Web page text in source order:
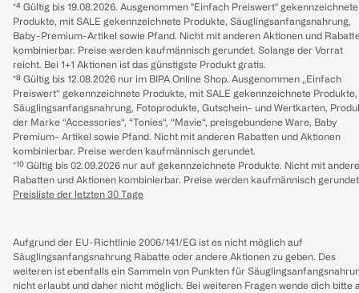
*⁴ Gültig bis 19.08.2026. Ausgenommen "Einfach Preiswert" gekennzeichnete
Produkte, mit SALE gekennzeichnete Produkte, Säuglingsanfangsnahrung,
Baby-Premium-Artikel sowie Pfand. Nicht mit anderen Aktionen und
kombinierbar. Preise werden kaufmännisch gerundet. Solange der Vorrat
reicht. Bei 1+1 Aktionen ist das günstigste Produkt gratis.
*⁸ Gültig bis 12.08.2026 nur im BIPA Online Shop. Ausgenommen „Einfach
Preiswert“ gekennzeichnete Produkte, mit SALE gekennzeichnete Produkte,
Säuglingsanfangsnahrung, Fotoprodukte, Gutschein- und Wertkarten,
der Marke “Accessories“, “Tonies“, “Mavie“, preisgebundene Ware, Baby
Premium- Artikel sowie Pfand. Nicht mit anderen Rabatten und Aktionen
kombinierbar. Preise werden kaufmännisch gerundet.
*¹⁰ Gültig bis 02.09.2026 nur auf gekennzeichnete Produkte. Nicht mit
Rabatten und Aktionen kombinierbar. Preise werden kaufmännisch
Preisliste der letzten 30 Tage
Aufgrund der EU-Richtlinie 2006/141/EG ist es nicht möglich auf
Säuglingsanfangsnahrung Rabatte oder andere Aktionen zu geben. Des
weiteren ist ebenfalls ein Sammeln von Punkten für
nicht erlaubt und daher nicht möglich. Bei weiteren Fragen wende dich bitte